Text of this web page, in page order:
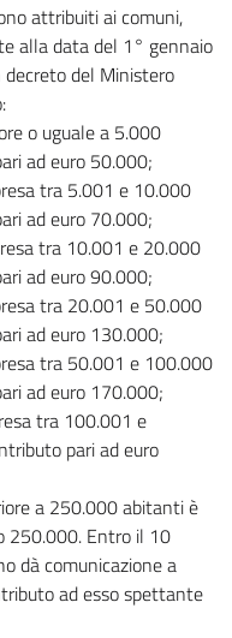
attribuiti ai comuni,
alla data del 1° gennaio
del Ministero
o uguale a 5.000
ad euro 50.000;
tra 5.001 e 10.000
ad euro 70.000;
tra 10.001 e 20.000
ad euro 90.000;
tra 20.001 e 50.000
ad euro 130.000;
tra 50.001 e 100.000
ad euro 170.000;
tra 100.001 e
pari ad euro
a 250.000 abitanti è
250.000. Entro il 10
dà comunicazione a
ad esso spettante